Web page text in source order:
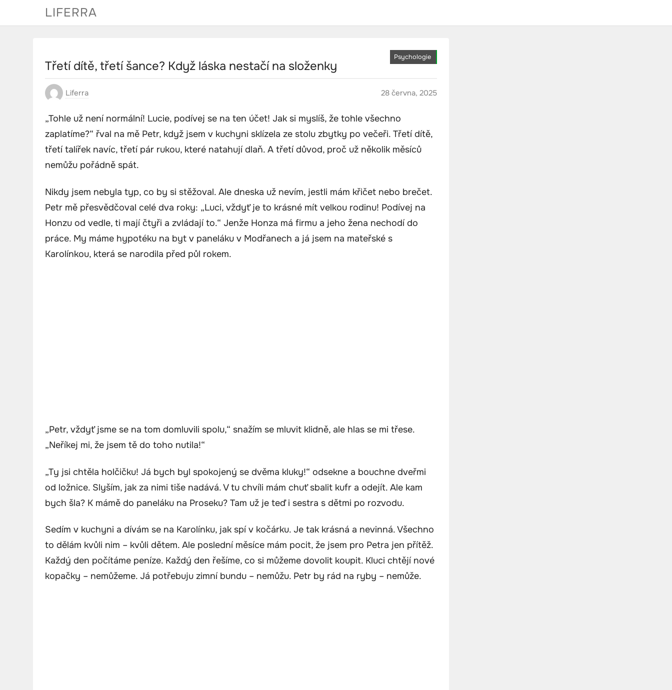
LIFERRA
Psychologie
Třetí dítě, třetí šance? Když láska nestačí na složenky
Liferra 28 června, 2025
„Tohle už není normální! Lucie, podívej se na ten účet! Jak si myslíš, že tohle všechno
zaplatíme?“ řval na mě Petr, když jsem v kuchyni sklízela ze stolu zbytky po večeři. Třetí dítě,
třetí talířek navíc, třetí pár rukou, které natahují dlaň. A třetí důvod, proč už několik měsíců
nemůžu pořádně spát.
Nikdy jsem nebyla typ, co by si stěžoval. Ale dneska už nevím, jestli mám křičet nebo brečet.
Petr mě přesvědčoval celé dva roky: „Luci, vždyť je to krásné mít velkou rodinu! Podívej na
Honzu od vedle, ti mají čtyři a zvládají to.“ Jenže Honza má firmu a jeho žena nechodí do
práce. My máme hypotéku na byt v paneláku v Modřanech a já jsem na mateřské s
Karolínkou, která se narodila před půl rokem.
„Petr, vždyť jsme se na tom domluvili spolu,“ snažím se mluvit klidně, ale hlas se mi třese.
„Neříkej mi, že jsem tě do toho nutila!“
„Ty jsi chtěla holčičku! Já bych byl spokojený se dvěma kluky!“ odsekne a bouchne dveřmi
od ložnice. Slyším, jak za nimi tiše nadává. V tu chvíli mám chuť sbalit kufr a odejít. Ale kam
bych šla? K mámě do paneláku na Proseku? Tam už je teď i sestra s dětmi po rozvodu.
Sedím v kuchyni a dívám se na Karolínku, jak spí v kočárku. Je tak krásná a nevinná. Všechno
to dělám kvůli nim – kvůli dětem. Ale poslední měsíce mám pocit, že jsem pro Petra jen přítěž.
Každý den počítáme peníze. Každý den řešíme, co si můžeme dovolit koupit. Kluci chtějí nové
kopačky – nemůžeme. Já potřebuju zimní bundu – nemůžu. Petr by rád na ryby – nemůže.